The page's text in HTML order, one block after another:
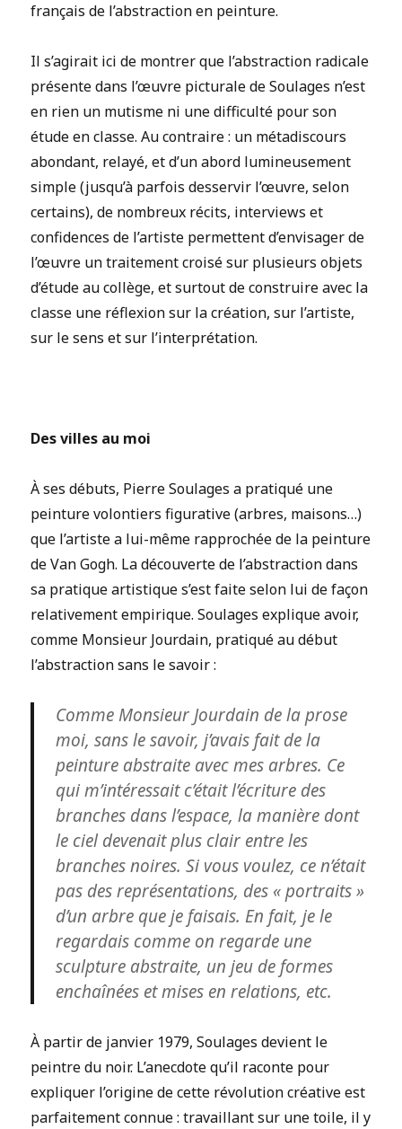
français de l’abstraction en peinture.
Il s’agirait ici de montrer que l’abstraction radicale
présente dans l’œuvre picturale de Soulages n’est
en rien un mutisme ni une difficulté pour son
étude en classe. Au contraire : un métadiscours
abondant, relayé, et d’un abord lumineusement
simple (jusqu’à parfois desservir l’œuvre, selon
certains), de nombreux récits, interviews et
confidences de l’artiste permettent d’envisager de
l’œuvre un traitement croisé sur plusieurs objets
d’étude au collège, et surtout de construire avec la
classe une réflexion sur la création, sur l’artiste,
sur le sens et sur l’interprétation.
Des villes au moi
À ses débuts, Pierre Soulages a pratiqué une
peinture volontiers figurative (arbres, maisons…)
que l’artiste a lui-même rapprochée de la peinture
de Van Gogh. La découverte de l’abstraction dans
sa pratique artistique s’est faite selon lui de façon
relativement empirique. Soulages explique avoir,
comme Monsieur Jourdain, pratiqué au début
l’abstraction sans le savoir :
Comme Monsieur Jourdain de la prose
moi, sans le savoir, j’avais fait de la
peinture abstraite avec mes arbres. Ce
qui m’intéressait c’était l’écriture des
branches dans l’espace, la manière dont
le ciel devenait plus clair entre les
branches noires. Si vous voulez, ce n’était
pas des représentations, des « portraits »
d’un arbre que je faisais. En fait, je le
regardais comme on regarde une
sculpture abstraite, un jeu de formes
enchaînées et mises en relations, etc.
À partir de janvier 1979, Soulages devient le
peintre du noir. L’anecdote qu’il raconte pour
expliquer l’origine de cette révolution créative est
parfaitement connue : travaillant sur une toile, il y